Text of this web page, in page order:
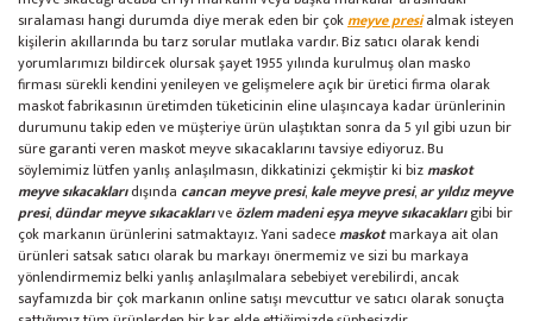
sıralaması hangi durumda diye merak eden bir çokmeyve presialmak isteyen
kişilerin akıllarında bu tarz sorular mutlaka vardır. Biz satıcı olarak kendi
yorumlarımızı bildircek olursak şayet 1955 yılında kurulmuş olan masko
firması sürekli kendini yenileyen ve gelişmelere açık bir üretici firma olarak
maskot fabrikasının üretimden tüketicinin eline ulaşıncaya kadar ürünlerinin
durumunu takip eden ve müşteriye ürün ulaştıktan sonra da 5 yıl gibi uzun bir
süre garanti veren maskot meyve sıkacaklarını tavsiye ediyoruz. Bu
söylemimiz lütfen yanlış anlaşılmasın, dikkatinizi çekmiştir ki bizmaskot
meyve sıkacaklarıdışında cancan meyve presi,kale meyve presi,ar yıldız meyve
presi, dündar meyve sıkacaklarıve özlem madeni eşya meyve sıkacaklarıgibi bir
çok markanın ürünlerini satmaktayız. Yani sadecemaskotmarkaya ait olan
ürünleri satsak satıcı olarak bu markayı önermemiz ve sizi bu markaya
yönlendirmemiz belki yanlış anlaşılmalara sebebiyet verebilirdi, ancak
sayfamızda bir çok markanın online satışı mevcuttur ve satıcı olarak sonuçta